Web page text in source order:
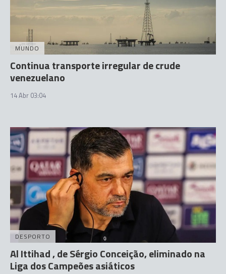
MUNDO
Continua transporte irregular de crude
venezuelano
14 Abr 03:04
DESPORTO
Al Ittihad , de Sérgio Conceição, eliminado na
Liga dos Campeões asiáticos